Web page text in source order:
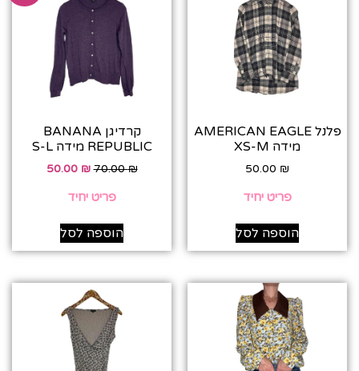
פלנל AMERICAN EAGLE
מידה XS-M
50.00 ₪
פריט יחיד
הוספה לסל
קרדיגן BANANA
REPUBLIC מידה S-L
70.00₪
50.00 ₪
פריט יחיד
הוספה לסל